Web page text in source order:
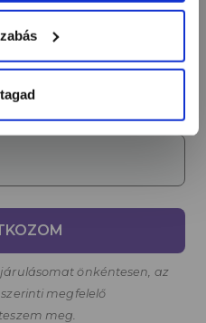
és újdonságokról!
önkéntesen, az
szerinti megfelelő
meg.